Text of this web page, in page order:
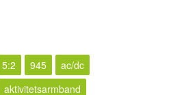
5:2 945
ac/dc
aktivitetsarmband